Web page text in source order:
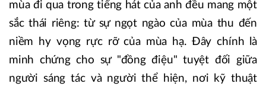
mùa đi qua trong tiếng hát của anh đều mang một
sắc thái riêng: từ sự ngọt ngào của mùa thu đến
niềm hy vọng rực rỡ của mùa hạ. Đây chính là
minh chứng cho sự "đồng điệu" tuyệt đối giữa
người sáng tác và người thể hiện, nơi kỹ thuật